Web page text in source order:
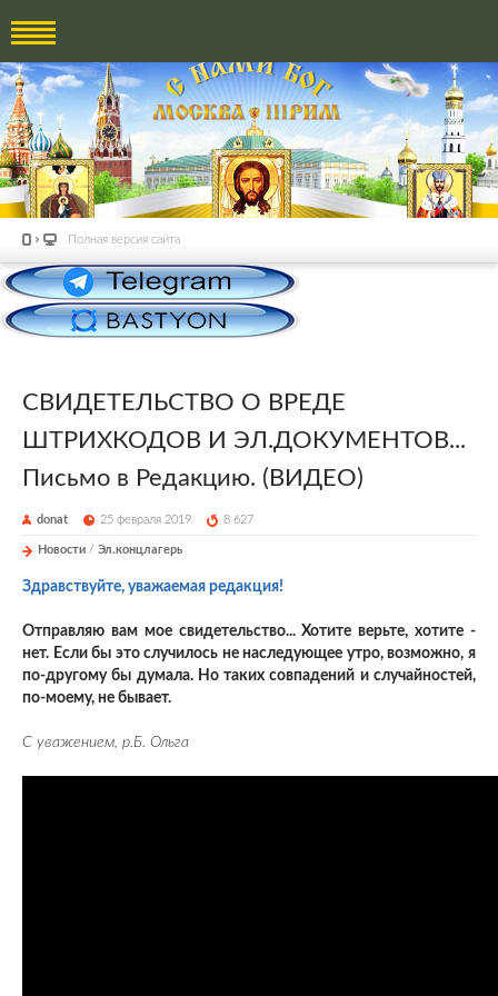
Полная версия сайта
СВИДЕТЕЛЬСТВО О ВРЕДЕ
ШТРИХКОДОВ И ЭЛ.ДОКУМЕНТОВ...
Письмо в Редакцию. (ВИДЕО)
donat 25 февраля 2019 8 627
Новости / Эл.концлагерь
Здравствуйте, уважаемая редакция!
Отправляю вам мое свидетельство... Хотите верьте, хотите -
нет. Если бы это случилось не наследующее утро, возможно, я
по-другому бы думала. Но таких совпадений и случайностей,
по-моему, не бывает.
С уважением, р.Б. Ольга